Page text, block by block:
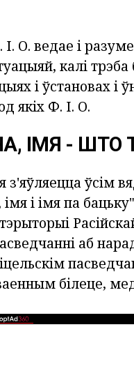
І. О. ведае і
калі
і ўстановах і
якіх Ф. І. О.
ІМЯ - ШТО
з'яўляецца ўсім
і імя па
аб
білеце,